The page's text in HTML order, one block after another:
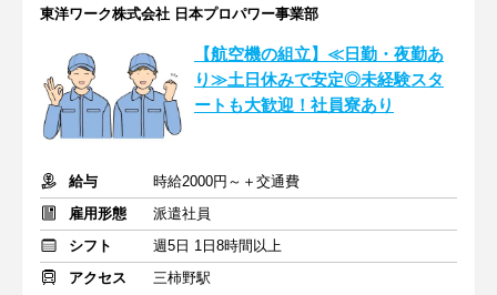
東洋ワーク株式会社 日本プロパワー事業部
【航空機の組立】≪日勤・夜勤あ
り≫土日休みで安定◎未経験スタ
ートも大歓迎！社員寮あり
給与
時給2000円～＋交通費
雇用形態
派遣社員
シフト
週5日 1日8時間以上
アクセス
三柿野駅